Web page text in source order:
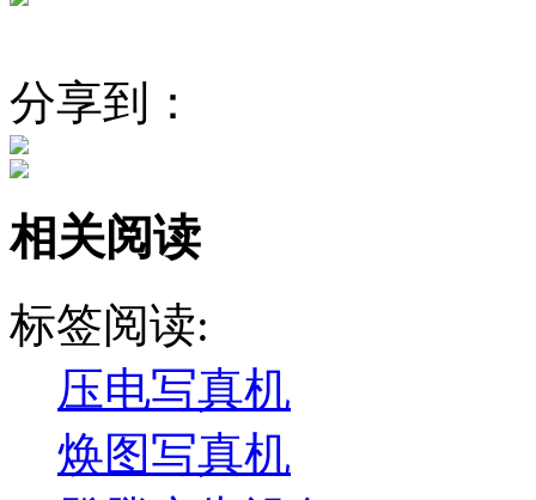
分享到：
相关阅读
标签阅读:
压电写真机
焕图写真机